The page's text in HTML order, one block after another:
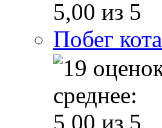
Побег кота